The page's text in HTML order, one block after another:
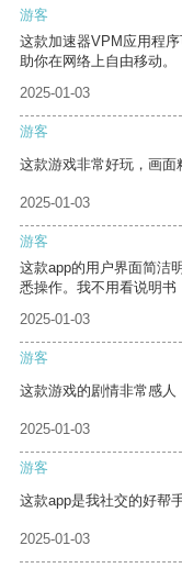
游客
这款加速器VPM应用程
助你在网络上自由移动。
2025-01-03
游客
这款游戏非常好玩，画面
2025-01-03
游客
这款app的用户界面简洁
悉操作。我不用看说明书
2025-01-03
游客
这款游戏的剧情非常感人
2025-01-03
游客
这款app是我社交的好帮
2025-01-03